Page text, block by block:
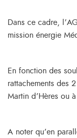
Dans ce cadre,
mission énergie
En fonction des
rattachements des
Martin d’Hères ou
A noter qu’en